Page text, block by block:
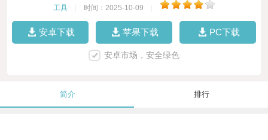
工具 时间：2025-10-09
安卓下载 苹果下载 PC下载
安卓市场，安全绿色
简介 排行